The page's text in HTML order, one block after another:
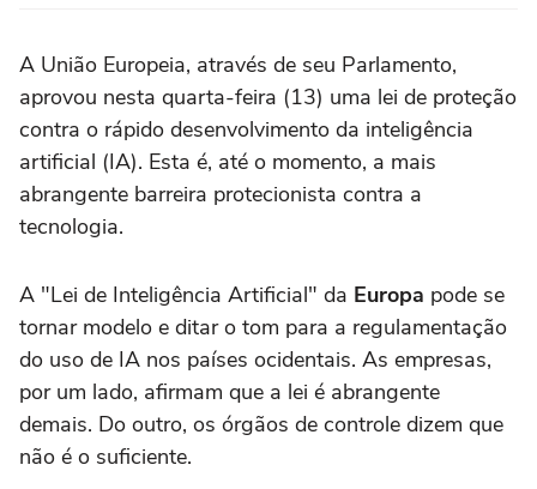
A União Europeia, através de seu Parlamento,
aprovou nesta quarta-feira (13) uma lei de proteção
contra o rápido desenvolvimento da inteligência
artificial (IA). Esta é, até o momento, a mais
abrangente barreira protecionista contra a
tecnologia.
A "Lei de Inteligência Artificial" da Europa pode se
tornar modelo e ditar o tom para a regulamentação
do uso de IA nos países ocidentais. As empresas,
por um lado, afirmam que a lei é abrangente
demais. Do outro, os órgãos de controle dizem que
não é o suficiente.